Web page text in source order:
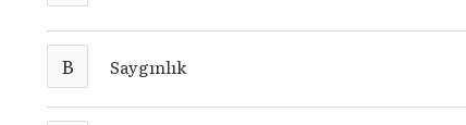
B Saygınlık